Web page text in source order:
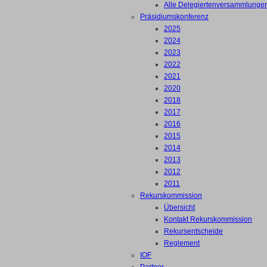
Alle
Präsidiumskonferenz
2025
2024
2023
2022
2021
2020
2018
2017
2016
2015
2014
2013
2012
2011
Rekurskommission
Übersicht
Kontakt Rekurskommission
Rekursentscheide
Reglement
IOF